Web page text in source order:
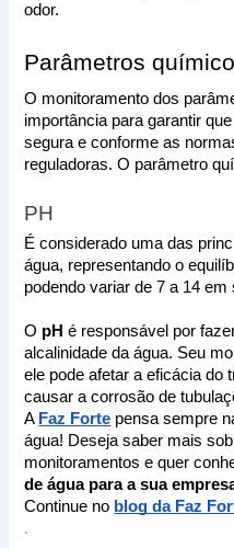
odor.
Parâmetros
O monitoramento dos
importância para garantir
segura e conforme as
reguladoras. O parâmetro
PH
É considerado uma das
água, representando o
podendo variar de 7 a 14 em
O pH é responsável por
alcalinidade da água. Seu
ele pode afetar a eficácia do
causar a corrosão de
A Faz Forte pensa sempre
água! Deseja saber mais
monitoramentos e quer
de água para a sua
Continue no blog da Faz
.